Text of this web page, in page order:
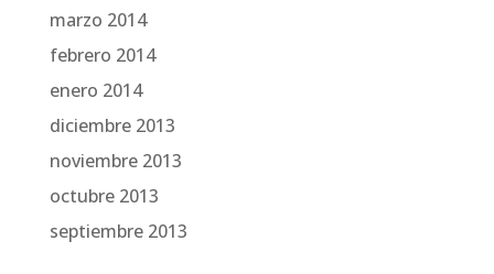
marzo 2014
febrero 2014
enero 2014
diciembre 2013
noviembre 2013
octubre 2013
septiembre 2013